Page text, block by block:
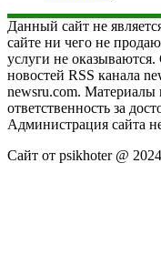
Данный сайт не
сайте ни чего не
услуги не оказываются.
новостей RSS канала
newsru.com. Материалы
ответственность за
Администрация сайта
Сайт от psikhoter @ 2024